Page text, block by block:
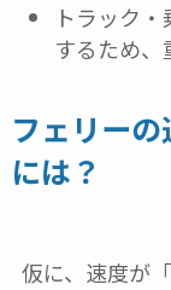
トラック
するため、
フェリー
には？
仮に、速度が